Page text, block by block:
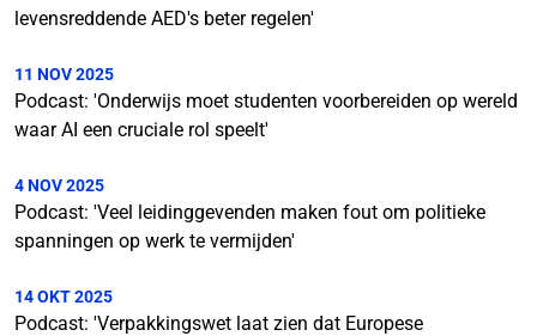
levensreddende AED's beter regelen'
11 NOV 2025
Podcast: 'Onderwijs moet studenten voorbereiden op wereld
waar AI een cruciale rol speelt'
4 NOV 2025
Podcast: 'Veel leidinggevenden maken fout om politieke
spanningen op werk te vermijden'
14 OKT 2025
Podcast: 'Verpakkingswet laat zien dat Europese